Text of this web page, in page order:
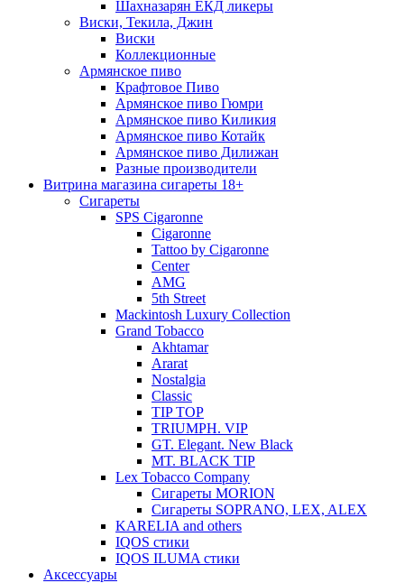
Шахназарян ЕКД ликеры
Виски, Текила, Джин
Виски
Коллекционные
Армянское пиво
Крафтовое Пиво
Армянское пиво Гюмри
Армянское пиво Киликия
Армянское пиво Котайк
Армянское пиво Дилижан
Разные производители
Витрина магазина сигареты 18+
Cигареты
SPS Cigaronne
Сigaronne
Tattoo by Cigaronne
Center
AMG
5th Street
Mackintosh Luxury Collection
Grand Tobacco
Akhtamar
Ararat
Nostalgia
Classic
TIP TOP
TRIUMPH. VIP
GT. Elegant. New Black
MT. BLACK TIP
Lex Tobacco Company
Сигареты MORION
Сигареты SOPRANO, LEX, ALEX
KARELIA and others
IQOS стики
IQOS ILUMA стики
Аксессуары